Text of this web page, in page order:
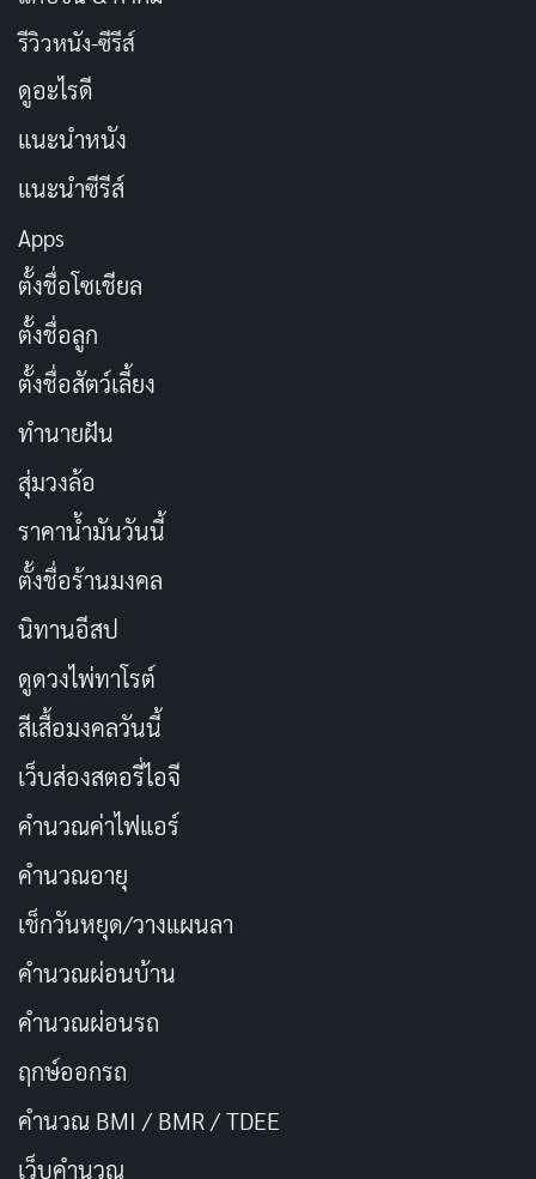
รีวิวหนัง-ซีรีส์
ดูอะไรดี
แนะนำหนัง
แนะนำซีรีส์
Apps
ตั้งชื่อโซเชียล
ตั้งชื่อลูก
ตั้งชื่อสัตว์เลี้ยง
ทำนายฝัน
สุ่มวงล้อ
ราคาน้ำมันวันนี้
ตั้งชื่อร้านมงคล
นิทานอีสป
ดูดวงไพ่ทาโรต์
สีเสื้อมงคลวันนี้
เว็บส่องสตอรี่ไอจี
คำนวณค่าไฟแอร์
คำนวณอายุ
เช็กวันหยุด/วางแผนลา
คำนวณผ่อนบ้าน
คำนวณผ่อนรถ
ฤกษ์ออกรถ
คำนวณ BMI / BMR / TDEE
เว็บคํานวณ